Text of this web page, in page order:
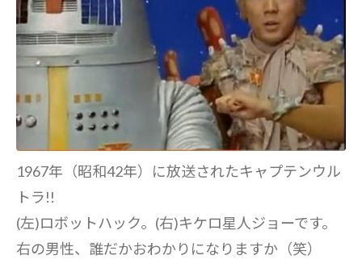
1967年（昭和42年）に放送されたキャプテンウル
トラ!!
(左)ロボットハック。(右)キケロ星人ジョーです。
右の男性、誰だかおわかりになりますか（笑）